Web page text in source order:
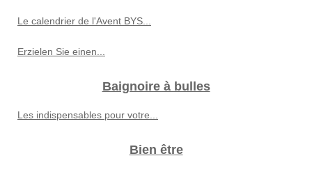
Le calendrier de l'Avent BYS...
Erzielen Sie einen...
Baignoire à bulles
Les indispensables pour votre...
Bien être